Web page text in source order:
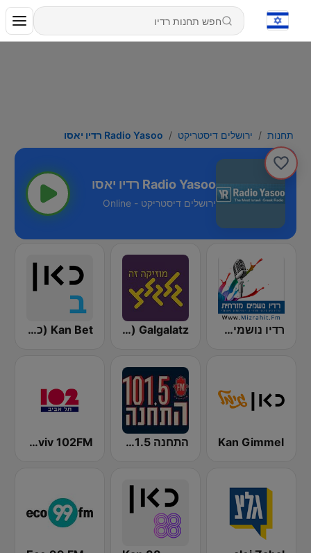
תחנות ירושלים דיסטריקט Radio Yasoo רדיו יאסו
Radio Yasoo רדיו יאסו
ירושלים דיסטריקט - Online
רדיו נושמים מזרחית (Mizrahit Fm) Galgalatz (גלגלצ רדיו) Kan Bet (כאן ב' / רשת ב')
Kan Gimmel התחנה 101.5 Radio Tel Aviv 102FM (רדיו תל אביב)